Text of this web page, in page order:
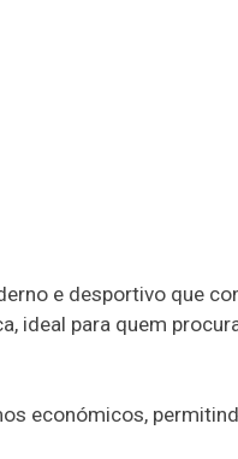
e desportivo que
ideal para quem
económicos,